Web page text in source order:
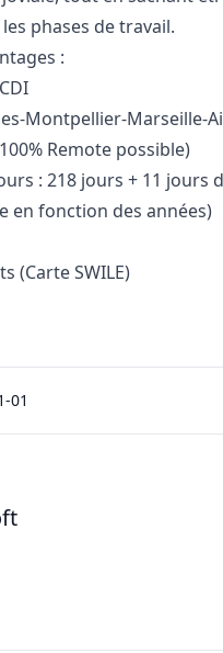
phases de travail.
:
Montpellier-Marseille-
Remote possible)
: 218 jours + 11 jours
en fonction des années)
(Carte SWILE)
01